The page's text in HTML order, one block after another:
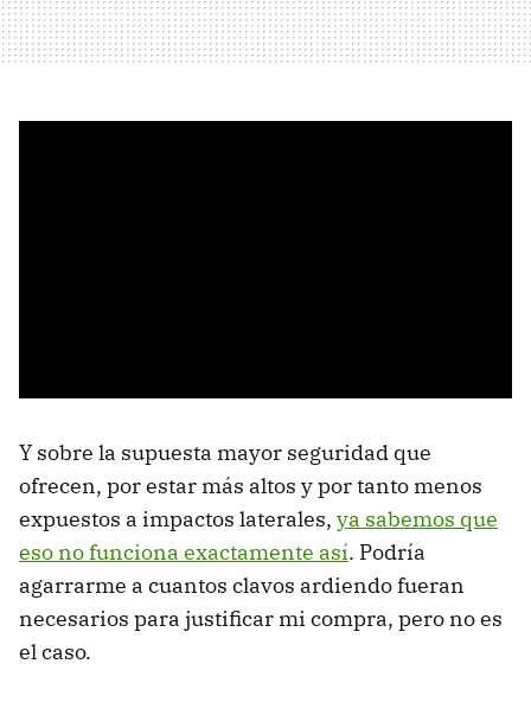
Y sobre la supuesta mayor seguridad que
ofrecen, por estar más altos y por tanto menos
expuestos a impactos laterales, ya sabemos que
eso no funciona exactamente así. Podría
agarrarme a cuantos clavos ardiendo fueran
necesarios para justificar mi compra, pero no es
el caso.